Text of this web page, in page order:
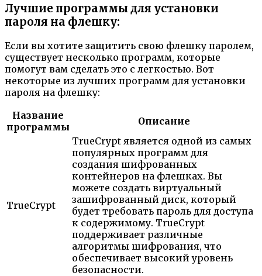
Лучшие программы для установки
пароля на флешку:
Если вы хотите защитить свою флешку паролем,
существует несколько программ, которые
помогут вам сделать это с легкостью. Вот
некоторые из лучших программ для установки
пароля на флешку:
Название
программы
Описание
TrueCrypt
TrueCrypt является одной из самых
популярных программ для
создания шифрованных
контейнеров на флешках. Вы
можете создать виртуальный
зашифрованный диск, который
будет требовать пароль для доступа
к содержимому. TrueCrypt
поддерживает различные
алгоритмы шифрования, что
обеспечивает высокий уровень
безопасности.